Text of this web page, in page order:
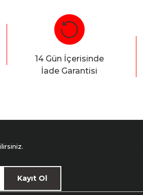
14 Gün İçerisinde
İade Garantisi
Kayıt Ol